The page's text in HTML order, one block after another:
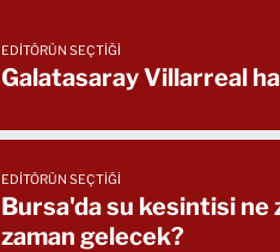
EDITÖRÜN SEÇTIĞI
Galatasaray Villarreal
EDITÖRÜN SEÇTIĞI
Bursa'da su kesintisi ne
zaman gelecek?